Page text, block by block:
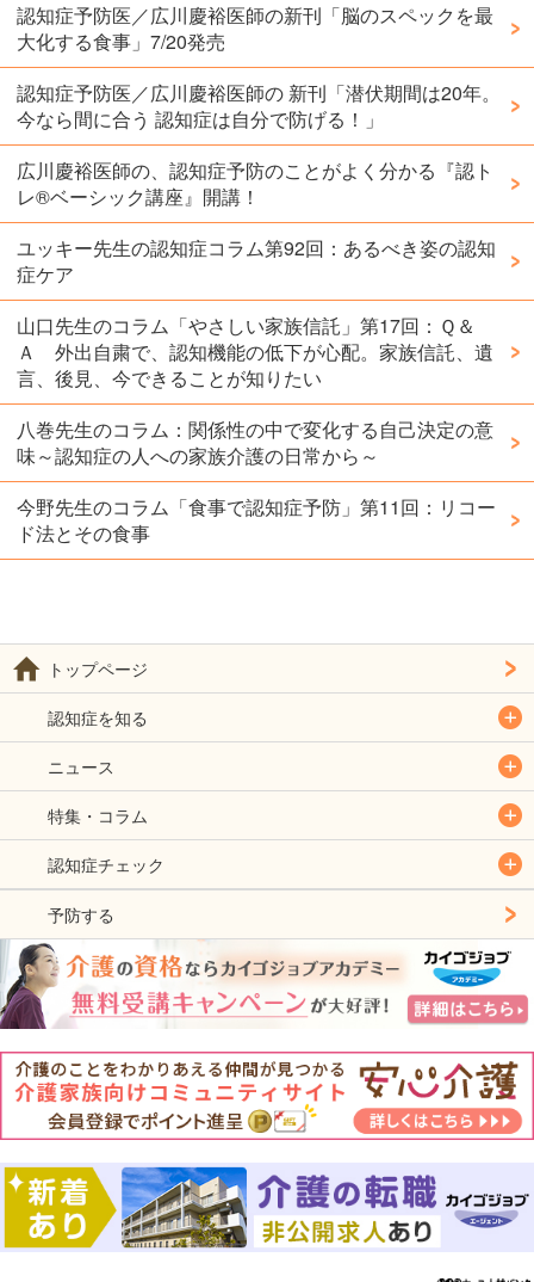
認知症予防医／広川慶裕医師の新刊「脳のスペックを最
大化する食事」7/20発売
認知症予防医／広川慶裕医師の 新刊「潜伏期間は20年。
今なら間に合う 認知症は自分で防げる！」
広川慶裕医師の、認知症予防のことがよく分かる『認ト
レ®️ベーシック講座』開講！
ユッキー先生の認知症コラム第92回：あるべき姿の認知
症ケア
山口先生のコラム「やさしい家族信託」第17回：Ｑ＆
Ａ 外出自粛で、認知機能の低下が心配。家族信託、遺
言、後見、今できることが知りたい
八巻先生のコラム：関係性の中で変化する自己決定の意
味～認知症の人への家族介護の日常から～
今野先生のコラム「食事で認知症予防」第11回：リコー
ド法とその食事
トップページ
認知症を知る
ニュース
特集・コラム
認知症チェック
予防する